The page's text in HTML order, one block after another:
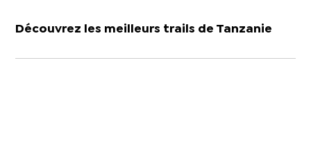
Découvrez les meilleurs trails de Tanzanie